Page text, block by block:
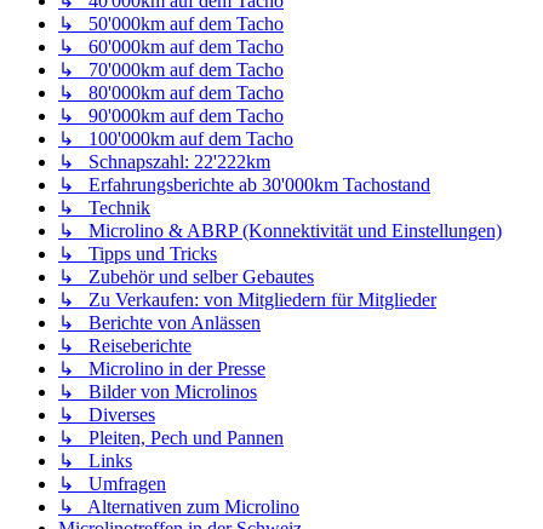
↳ 50'000km auf dem Tacho
↳ 60'000km auf dem Tacho
↳ 70'000km auf dem Tacho
↳ 80'000km auf dem Tacho
↳ 90'000km auf dem Tacho
↳ 100'000km auf dem Tacho
↳ Schnapszahl: 22'222km
↳ Erfahrungsberichte ab 30'000km Tachostand
↳ Technik
↳ Microlino & ABRP (Konnektivität und Einstellungen)
↳ Tipps und Tricks
↳ Zubehör und selber Gebautes
↳ Zu Verkaufen: von Mitgliedern für Mitglieder
↳ Berichte von Anlässen
↳ Reiseberichte
↳ Microlino in der Presse
↳ Bilder von Microlinos
↳ Diverses
↳ Pleiten, Pech und Pannen
↳ Links
↳ Umfragen
↳ Alternativen zum Microlino